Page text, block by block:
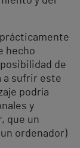
hecho
de
a sufrir este
podría
y
que un
ordenador)